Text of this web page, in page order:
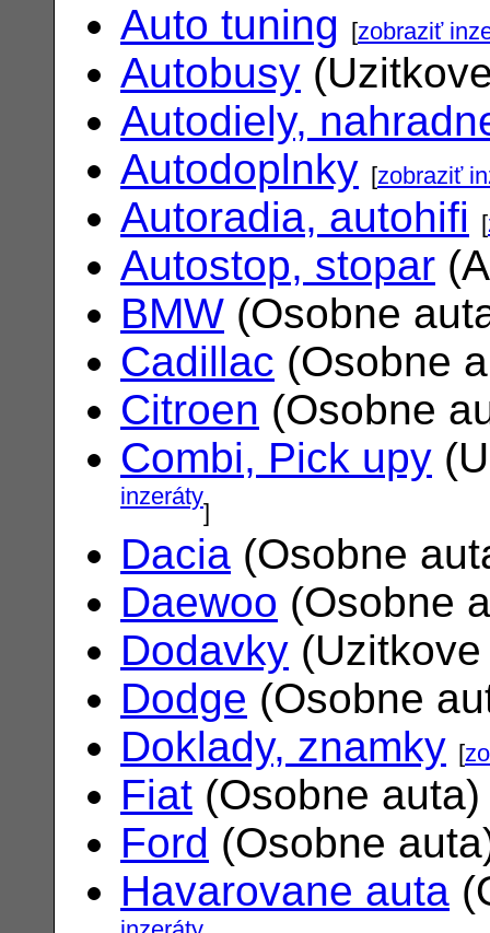
Auto tuning [zobraziť
Autobusy
Autodiely,
Autodoplnky [zobraziť
Autoradia, autohifi [
Autostop, stopar
BMW (Osobne
Cadillac (Osobne
Citroen (Osobne
Combi, Pick upy
inzeráty]
Dacia (Osobne
Daewoo (Osobne
Dodavky
Dodge (Osobne
Doklady, znamky [
Fiat (Osobne
Ford (Osobne
Havarovane auta